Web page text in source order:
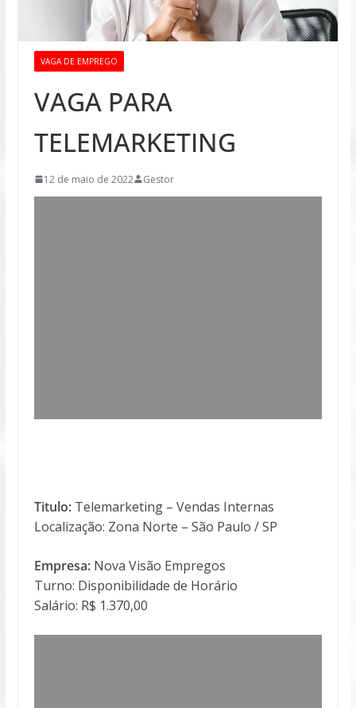
VAGA DE EMPREGO
VAGA PARA
TELEMARKETING
12 de maio de 2022 Gestor
Titulo:Telemarketing – Vendas Internas
Localização: Zona Norte – São Paulo / SP
Empresa:Nova Visão Empregos
Turno: Disponibilidade de Horário
Salário: R$ 1.370,00